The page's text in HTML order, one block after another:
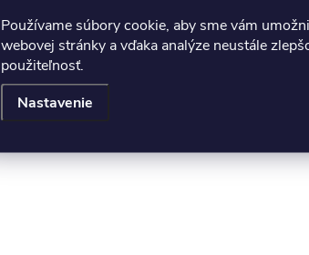
Používame súbory cookie, aby sme vám
webovej stránky a vďaka analýze neustále
použiteľnosť.
Nastavenie